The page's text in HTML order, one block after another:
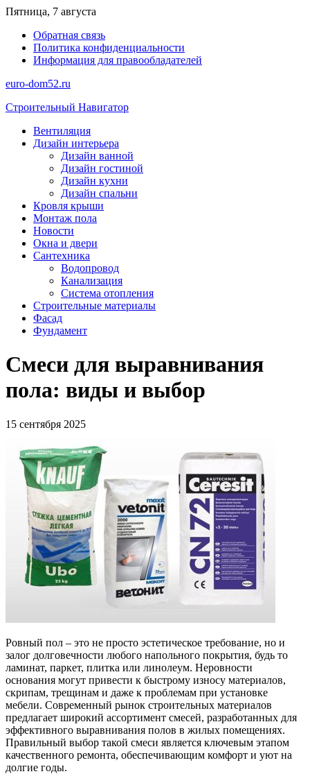
Перейти
содержимому
Пятница, 7 августа
Обратная связь
Политика конфиденциальности
Информация для правообладателей
euro-dom52.ru
Строительный Навигатор
Вентиляция
Дизайн интерьера
Дизайн ванной
Дизайн гостиной
Дизайн кухни
Дизайн спальни
Кровля крыши
Монтаж пола
Новости
Окна и двери
Сантехника
Водопровод
Канализация
Система отопления
Строительные материалы
Фасад
Фундамент
Смеси для выравнивания
пола: виды и выбор
15 сентября 2025
Ровный пол – это не просто эстетическое требование, но и
залог долговечности любого напольного покрытия, будь то
ламинат, паркет, плитка или линолеум. Неровности
основания могут привести к быстрому износу материалов,
скрипам, трещинам и даже к проблемам при установке
мебели. Современный рынок строительных материалов
предлагает широкий ассортимент смесей, разработанных для
эффективного выравнивания полов в жилых помещениях.
Правильный выбор такой смеси является ключевым этапом
качественного ремонта, обеспечивающим комфорт и уют на
долгие годы.